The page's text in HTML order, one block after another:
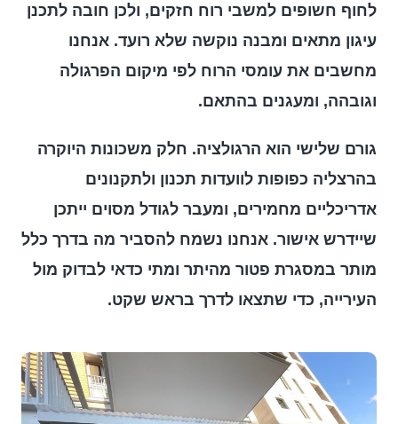
לחוף חשופים למשבי רוח חזקים, ולכן חובה לתכנן
עיגון מתאים ומבנה נוקשה שלא רועד. אנחנו
מחשבים את עומסי הרוח לפי מיקום הפרגולה
וגובהה, ומעגנים בהתאם.
גורם שלישי הוא הרגולציה. חלק משכונות היוקרה
בהרצליה כפופות לוועדות תכנון ולתקנונים
אדריכליים מחמירים, ומעבר לגודל מסוים ייתכן
שיידרש אישור. אנחנו נשמח להסביר מה בדרך כלל
מותר במסגרת פטור מהיתר ומתי כדאי לבדוק מול
העירייה, כדי שתצאו לדרך בראש שקט.